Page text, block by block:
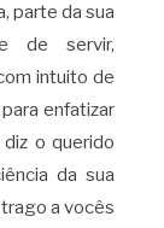
parte da sua
de servir,
intuito de
enfatizar
o querido
da sua
a vocês